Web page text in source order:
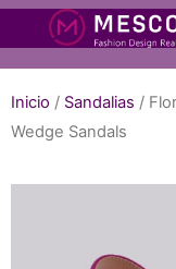
Inicio / Sandalias /
Wedge Sandals